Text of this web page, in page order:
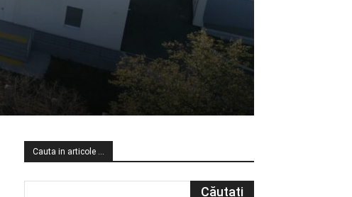
Cauta in articole …